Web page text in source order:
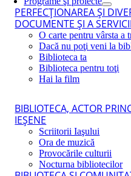
PERFECŢIONAREA ŞI
DOCUMENTE ŞI A
O carte pentru vârsta a
Dacă nu poţi veni la
Biblioteca ta
Biblioteca pentru toţi
Hai la film
BIBLIOTECA, ACTOR
IEŞENE
Scriitorii Iaşului
Ora de muzică
Provocările culturii
Nocturna bibliotecilor